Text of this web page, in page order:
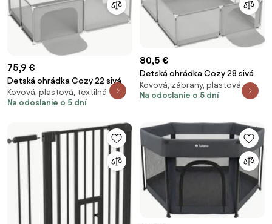
75,9 €
Detská ohrádka Cozy 22 sivá
Kovová, plastová, textilná
Na odoslanie o 5 dní
80,5 €
Detská ohrádka Cozy 28 sivá
Kovová, zábrany, plastová
Na odoslanie o 5 dní